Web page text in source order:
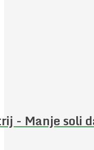
- Manje soli